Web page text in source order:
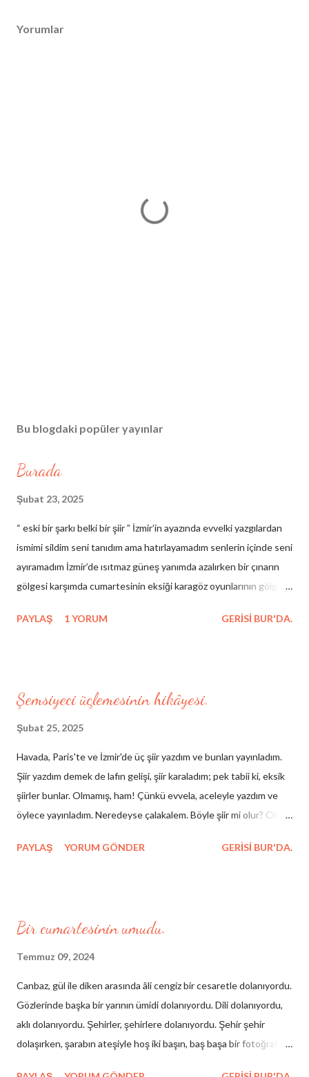
Yorumlar
Bu blogdaki popüler yayınlar
Burada
Şubat 23, 2025
“ eski bir şarkı belki bir şiir ” İzmir’in ayazında evvelki yazgılardan
ismimi sildim seni tanıdım ama hatırlayamadım senlerin içinde seni
ayıramadım İzmir’de ısıtmaz güneş yanımda azalırken bir çınarın
gölgesi karşımda cumartesinin eksiği karagöz oyunlarının gölgesi
birinci yalnızlığımdan arda kalan yeni veliahtların masaya düşen
şimdiden şehla bakıyor gözlerin) İzmir şehrim işim resim yazmaktır
ve sakallarımı ben hatıralara inanmıyorum barikatlara ve dağlara
da amentüsü inkar olan o kadın sen miydin belma sebil miydi eski
birşey maalesef aklımda hergün hakikat şarkısının eksik notası
(Dün bir gün seni de gördü...
PAYLAŞ 1 YORUM GERISI BUR'DA.
Şemsiyeci üçlemesinin hikâyesi.
Şubat 25, 2025
Havada, Paris'te ve İzmir'de üç şiir yazdım ve bunları yayınladım.
Şiir yazdım demek de lafın gelişi, şiir karaladım; pek tabii ki, eksik
şiirler bunlar. Olmamış, ham! Çünkü evvela, aceleyle yazdım ve
öylece yayınladım. Neredeyse çalakalem. Böyle şiir mi olur? Olmaz
şiirlerin şairi ve makina imalatçısı " olarak tanımlıyorum. Yazdığım
şemsiyeci şiirleri diyorum bunlara. Hikâye meşhur; bir şemsiye
yapın, hep şemsiye yapın, sadece şemsiye yapın.” Ben de bu defa
bir sanayici olarak şiir yazmaya giriştim ve o hevesli şemsiyeciden
çok da farklı görmüyorum kendimi. Hem Aziz Nesin'in dehşetli
isabetin...
PAYLAŞ YORUM GÖNDER GERISI BUR'DA.
Bir cumartesinin umudu.
Temmuz 09, 2024
Canbaz, gül ile diken arasında âli cengiz bir cesaretle dolanıyordu.
Gözlerinde başka bir yarının ümidi dolanıyordu. Dili dolanıyordu,
aklı dolanıyordu. Şehirler, şehirlere dolanıyordu. Şehir şehir
dolaşırken, şarabın ateşiyle hoş iki başın, baş başa bir fotoğrafı